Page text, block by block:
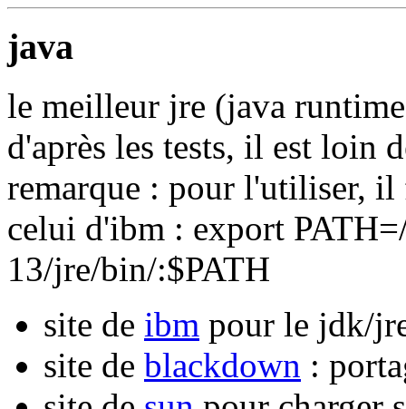
java
le meilleur jre (java
d'après les tests, il est loin
remarque : pour l'utiliser,
celui d'ibm : export
13/jre/bin/:$PATH
site de ibm pour le jdk/
site de blackdown :